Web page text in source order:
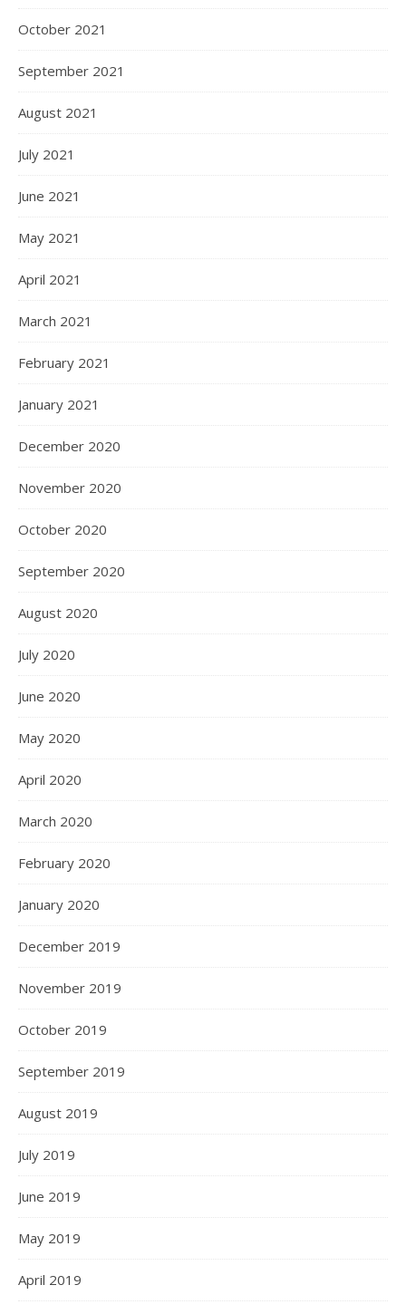
October 2021
September 2021
August 2021
July 2021
June 2021
May 2021
April 2021
March 2021
February 2021
January 2021
December 2020
November 2020
October 2020
September 2020
August 2020
July 2020
June 2020
May 2020
April 2020
March 2020
February 2020
January 2020
December 2019
November 2019
October 2019
September 2019
August 2019
July 2019
June 2019
May 2019
April 2019